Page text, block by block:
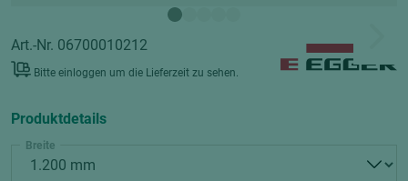
Art.-Nr. 06700010212
Bitte einloggen um die Lieferzeit zu sehen.
Produktdetails
Breite